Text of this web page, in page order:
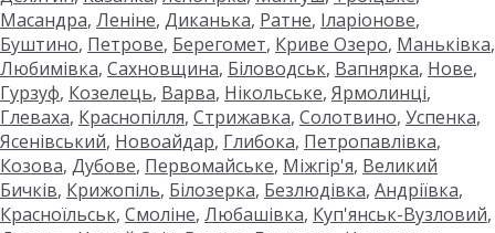
Масандра, Леніне, Диканька, Ратне, Іларіонове,
Буштино, Петрове, Берегомет, Криве Озеро, Маньківка,
Любимівка, Сахновщина, Біловодськ, Вапнярка, Нове,
Гурзуф, Козелець, Варва, Нікольське, Ярмолинці,
Глеваха, Краснопілля, Стрижавка, Солотвино, Успенка,
Ясенівський, Новоайдар, Глибока, Петропавлівка,
Козова, Дубове, Первомайське, Міжгір'я, Великий
Бичків, Крижопіль, Білозерка, Безлюдівка, Андріївка,
Красноїльськ, Смоліне, Любашівка, Куп'янськ-Вузловий,